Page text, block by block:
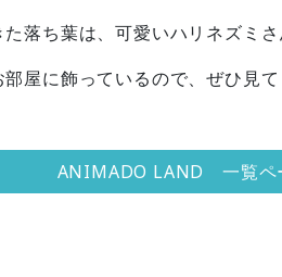
落ち葉は、可愛いハリネズミ
部屋に飾っているので、ぜひ見
ANIMADO LAND 一覧ペ